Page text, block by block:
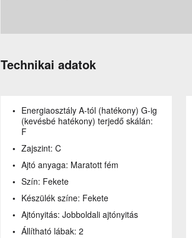
Technikai adatok
Energiaosztály A-tól (hatékony) G-ig
(kevésbé hatékony) terjedő skálán:
F
Zajszint: C
Ajtó anyaga: Maratott fém
Szín: Fekete
Készülék színe: Fekete
Ajtónyitás: Jobboldali ajtónyitás
Állítható lábak: 2